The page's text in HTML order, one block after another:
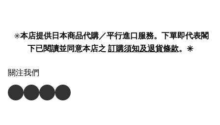
✳️本店提供日本商品代購／平行進口服務。下單即代表閣
下已閱讀並同意本店之 訂購須知及退貨條款。✳️
關注我們